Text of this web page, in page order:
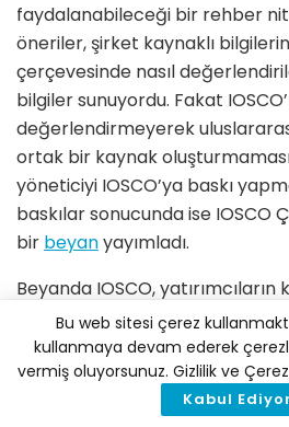
faydalanabileceği bir rehber
öneriler, şirket kaynaklı
çerçevesinde nasıl
bilgiler sunuyordu. Fakat
değerlendirmeyerek
ortak bir kaynak
yöneticiyi IOSCO’ya baskı
baskılar sonucunda ise IOSCO
bir beyanyayımladı.
Beyanda IOSCO,
süreçlerinde önemli olan
diğer bilgilendirmelerin halka
tarafından tam, doğru ve
gerektiğini vurguluyor.
Bu web sitesi çerez
kullanmaya devam ederek
vermiş oluyorsunuz. Gizlilik ve
Kabul